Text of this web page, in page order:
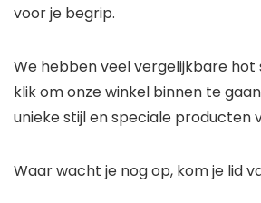
voor je begrip.
We hebben veel vergelijkbare hot
klik om onze winkel binnen te
unieke stijl en speciale producten
Waar wacht je nog op, kom je lid